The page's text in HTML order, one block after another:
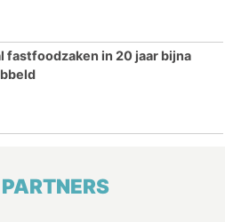
fastfoodzaken in 20 jaar bijna
PARTNERS